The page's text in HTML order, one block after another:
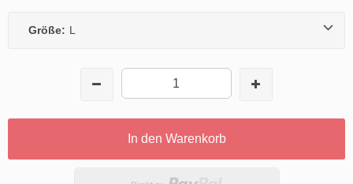
Größe: L
In den Warenkorb